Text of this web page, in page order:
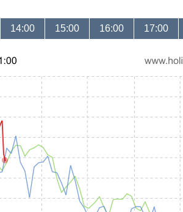
14:00 15:00 16:00 17:00